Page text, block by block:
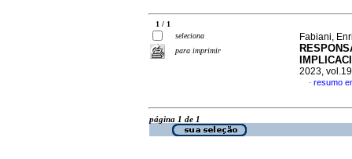
1 / 1
seleciona
para imprimir
Fabiani,
2023,
· resumo
página 1 de 1